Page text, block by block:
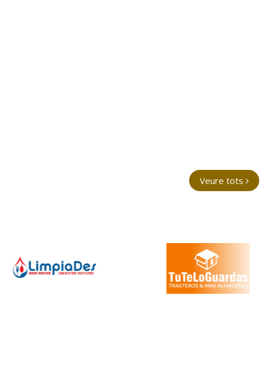
Veure tots